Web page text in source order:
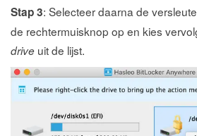
Stap 3: Selecteer daarna de
de rechtermuisknop op en kies
drive uit de lijst.